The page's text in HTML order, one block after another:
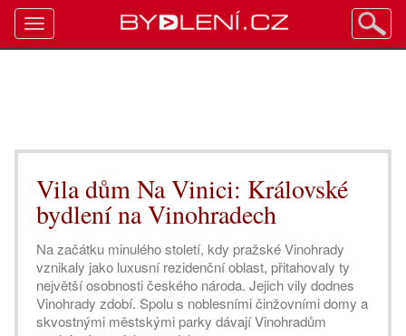
Vila dům Na Vinici: Královské
bydlení na Vinohradech
Na začátku minulého století, kdy pražské Vinohrady
vznikaly jako luxusní rezidenční oblast, přitahovaly ty
největší osobnosti českého národa. Jejich vily dodnes
Vinohrady zdobí. Spolu s noblesními činžovními domy a
skvostnými městskými parky dávají Vinohradům
Toggle
navigation